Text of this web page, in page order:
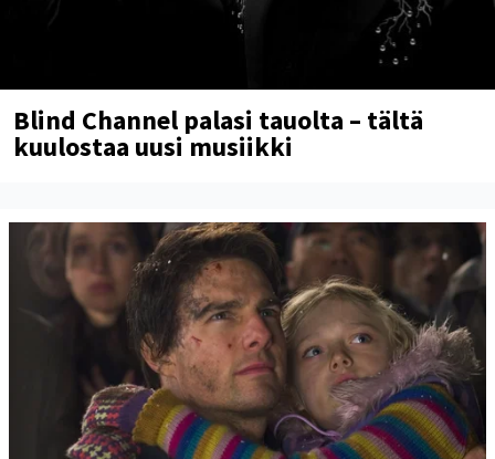
Blind Channel palasi tauolta – tältä
kuulostaa uusi musiikki